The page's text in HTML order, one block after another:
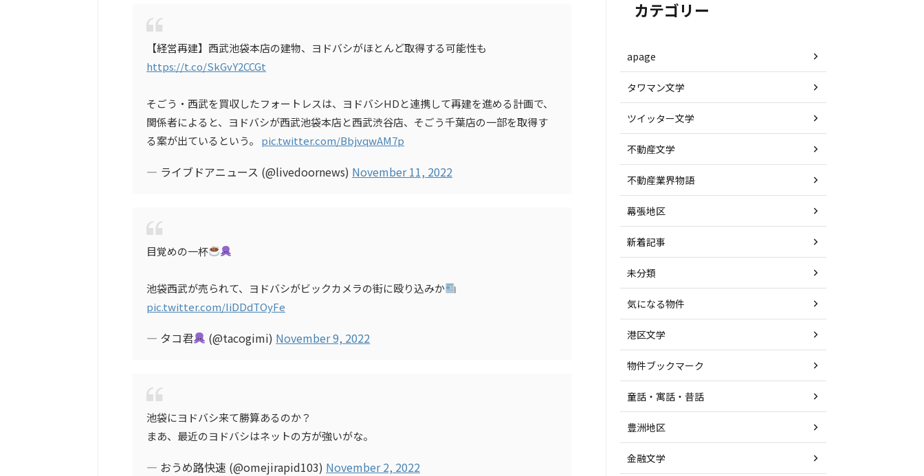
【経営再建】西武池袋本店の建物、ヨドバシがほとんど取得する可能性も
https://t.co/SkGvY2CCGt
そごう・西武を買収したフォートレスは、ヨドバシHDと連携して再建を進める計画で、
関係者によると、ヨドバシが西武池袋本店と西武渋谷店、そごう千葉店の一部を取得す
る案が出ているという。 pic.twitter.com/BbjvqwAM7p
— ライブドアニュース (@livedoornews) November 11, 2022
目覚めの一杯
池袋西武が売られて、ヨドバシがビックカメラの街に殴り込みか
pic.twitter.com/IiDDdTOyFe
— タコ君 (@tacogimi) November 9, 2022
池袋にヨドバシ来て勝算あるのか？
まあ、最近のヨドバシはネットの方が強いがな。
— おうめ路快速 (@omejirapid103) November 2, 2022
カテゴリー
apage
タワマン文学
ツイッター文学
不動産文学
不動産業界物語
幕張地区
新着記事
未分類
気になる物件
港区文学
物件ブックマーク
童話・寓話・昔話
豊洲地区
金融文学